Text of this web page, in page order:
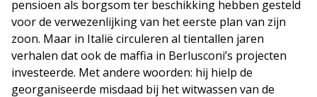
pensioen als borgsom ter beschikking hebben gesteld
voor de verwezenlijking van het eerste plan van zijn
zoon. Maar in Italië circuleren al tientallen jaren
verhalen dat ook de maffia in Berlusconi’s projecten
investeerde. Met andere woorden: hij hielp de
georganiseerde misdaad bij het witwassen van de